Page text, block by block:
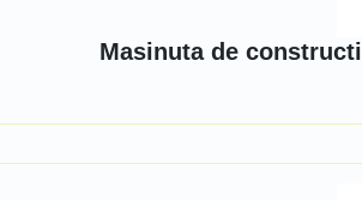
Masinuta de